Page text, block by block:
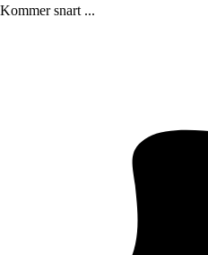
Kommer snart ...